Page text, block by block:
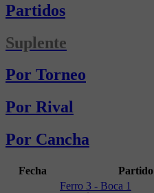
Partidos
Suplente
Por Torneo
Por Rival
Por Cancha
Fecha Partido
Ferro 3 - Boca 1